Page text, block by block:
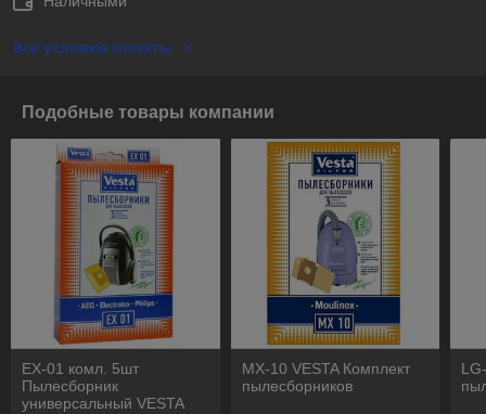
Все условия оплаты
Подобные товары компании
EX-01 комл. 5шт
Пылесборник
универсальный VESTA
MX-10 VESTA Комплект
пылесборников